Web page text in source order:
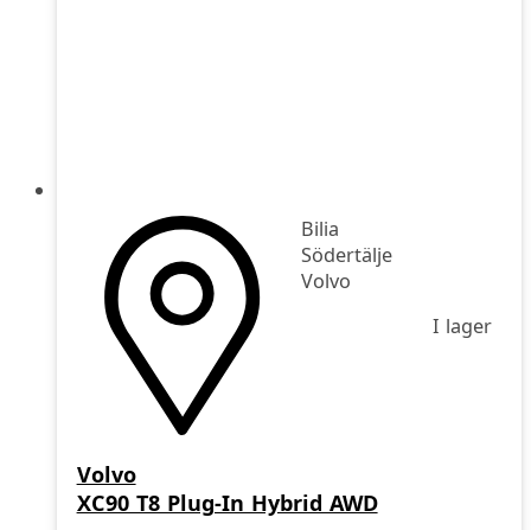
Bilia
Södertälje
Volvo
I lager
Volvo
XC90 T8 Plug-In Hybrid AWD